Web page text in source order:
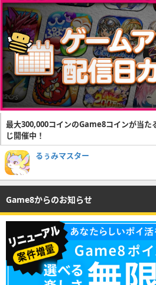
最大300,000コインのGame8コインが当た
じ開催中！
るぅみマスター
Game8からのお知らせ